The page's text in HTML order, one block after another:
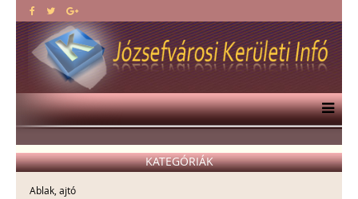
KATEGÓRIÁK
Ablak, ajtó